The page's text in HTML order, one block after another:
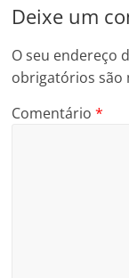
Deixe um
O seu endereço
obrigatórios
Comentário*